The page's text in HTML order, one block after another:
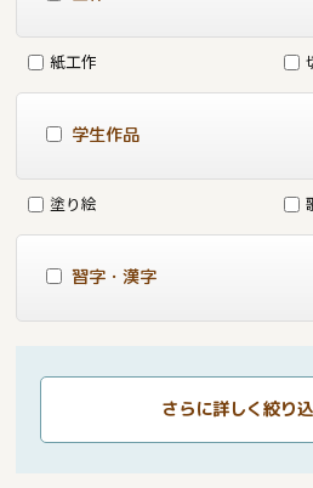
紙工作
学生作品
塗り絵
習字・漢字
さらに詳しく絞り